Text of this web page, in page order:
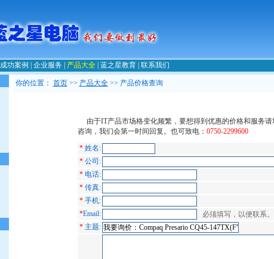
成功案例 企业服务 产品大全 蓝之星教育 联系我们
你的位置： 首页>> 产品大全>> 产品价格查询
由于IT产品市场格变化频繁，要想得到优惠的价格和服务请
咨询，我们会第一时间回复。也可致电： 0750-2299600
* 姓名:
* 公司:
* 电话:
* 传真:
* 手机:
*Email:
必须填写，以便联系。
* 主题: